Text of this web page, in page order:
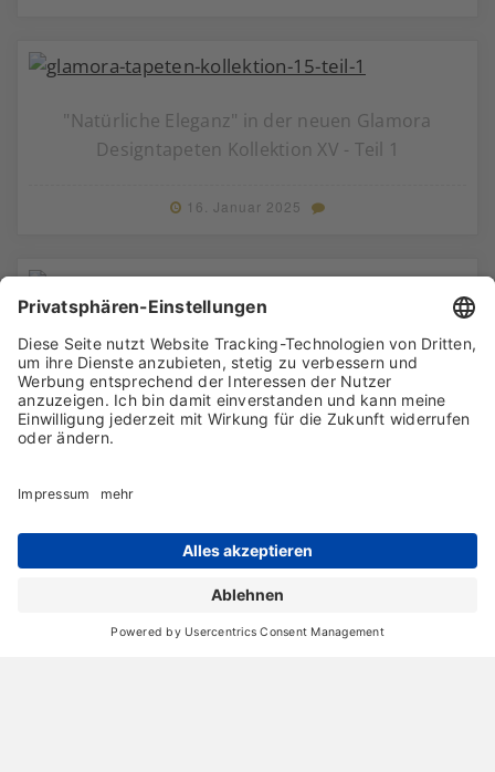
"Natürliche Eleganz" in der neuen Glamora
Designtapeten Kollektion XV - Teil 1
16. Januar 2025
Nachhaltigkeit trifft Design: GlamPure von
Glamora - Die Tapete der Zukunft
Raffinierte Raumgestaltung: BALANS Tapete in